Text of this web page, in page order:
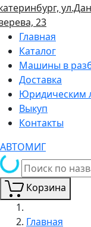
23
Главная
Каталог
Машины в
Доставка
Юридическим
Выкуп
Контакты
АВТОМИГ
Корзина
Главная